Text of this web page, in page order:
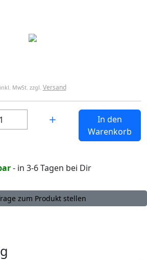
inkl. MwSt. zzgl. Versand
In den
Warenkorb
- in 3-6 Tagen bei Dir
zum Produkt stellen